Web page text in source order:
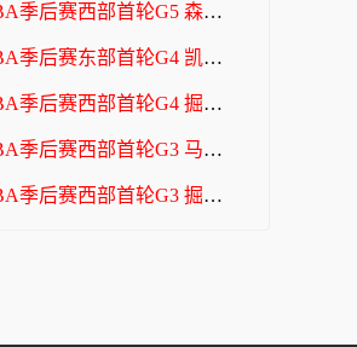
西部首轮G5 森林狼 - 掘金 全场录像
东部首轮G4 凯尔特人 - 76人 全场录像
西部首轮G4 掘金 - 森林狼 全场录像
西部首轮G3 马刺 - 开拓者 全场录像
西部首轮G3 掘金 - 森林狼 全场录像